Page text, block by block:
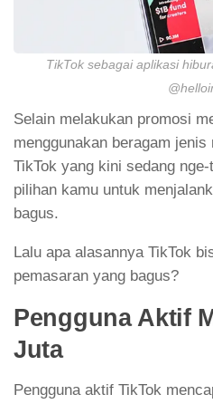
TikTok sebagai aplikasi
Selain melakukan promosi
menggunakan beragam
TikTok yang kini sedang
pilihan kamu untuk
bagus.
Lalu apa alasannya TikTok
pemasaran yang bagus?
Pengguna Aktif
Juta
Pengguna aktif TikTok